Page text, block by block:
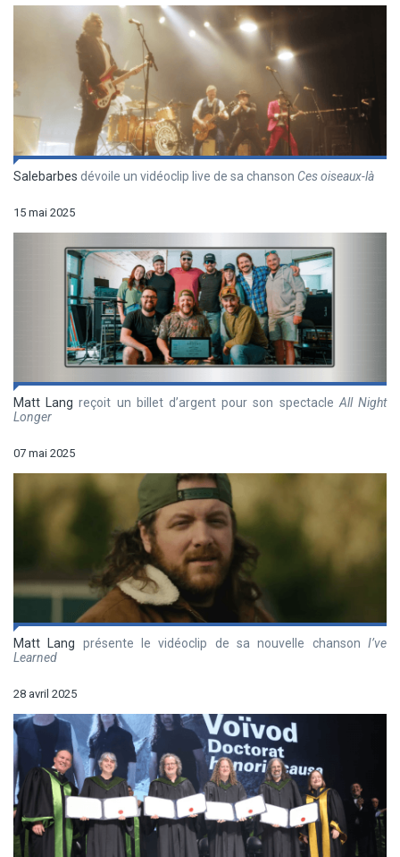
Salebarbes dévoile un vidéoclip live de sa chanson Ces oiseaux-là
15 mai 2025
Matt Lang reçoit un billet d’argent pour son spectacle All Night
Longer
07 mai 2025
Matt Lang présente le vidéoclip de sa nouvelle chansonI’ve
Learned
28 avril 2025